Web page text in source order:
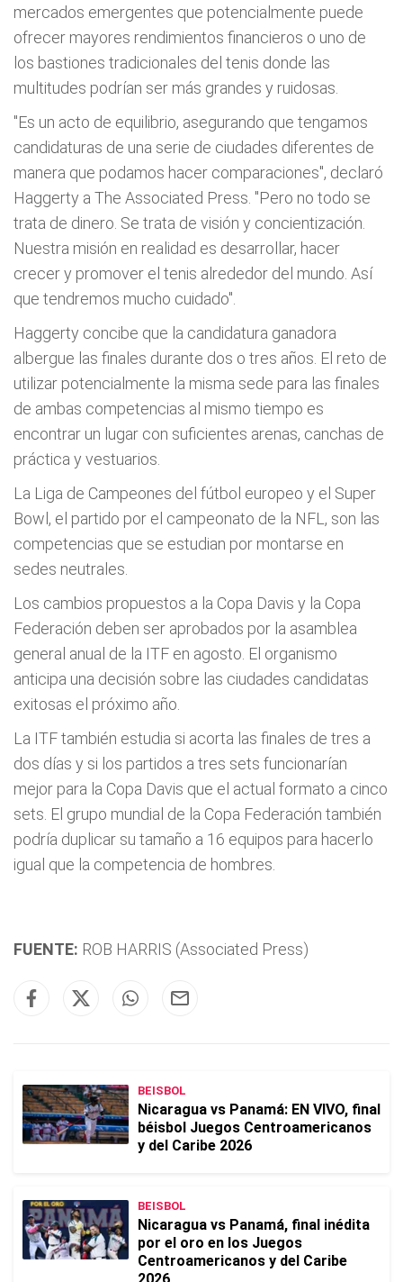
mercados emergentes que potencialmente puede
ofrecer mayores rendimientos financieros o uno de
los bastiones tradicionales del tenis donde las
multitudes podrían ser más grandes y ruidosas.
"Es un acto de equilibrio, asegurando que tengamos
candidaturas de una serie de ciudades diferentes de
manera que podamos hacer comparaciones", declaró
Haggerty a The Associated Press. "Pero no todo se
trata de dinero. Se trata de visión y concientización.
Nuestra misión en realidad es desarrollar, hacer
crecer y promover el tenis alrededor del mundo. Así
que tendremos mucho cuidado".
Haggerty concibe que la candidatura ganadora
albergue las finales durante dos o tres años. El reto de
utilizar potencialmente la misma sede para las finales
de ambas competencias al mismo tiempo es
encontrar un lugar con suficientes arenas, canchas de
práctica y vestuarios.
La Liga de Campeones del fútbol europeo y el Super
Bowl, el partido por el campeonato de la NFL, son las
competencias que se estudian por montarse en
sedes neutrales.
Los cambios propuestos a la Copa Davis y la Copa
Federación deben ser aprobados por la asamblea
general anual de la ITF en agosto. El organismo
anticipa una decisión sobre las ciudades candidatas
exitosas el próximo año.
La ITF también estudia si acorta las finales de tres a
dos días y si los partidos a tres sets funcionarían
mejor para la Copa Davis que el actual formato a cinco
sets. El grupo mundial de la Copa Federación también
podría duplicar su tamaño a 16 equipos para hacerlo
igual que la competencia de hombres.
FUENTE: ROB HARRIS (Associated Press)
BEISBOL
Nicaragua vs Panamá: EN VIVO, final
béisbol Juegos Centroamericanos
y del Caribe 2026
BEISBOL
Nicaragua vs Panamá, final inédita
por el oro en los Juegos
Centroamericanos y del Caribe